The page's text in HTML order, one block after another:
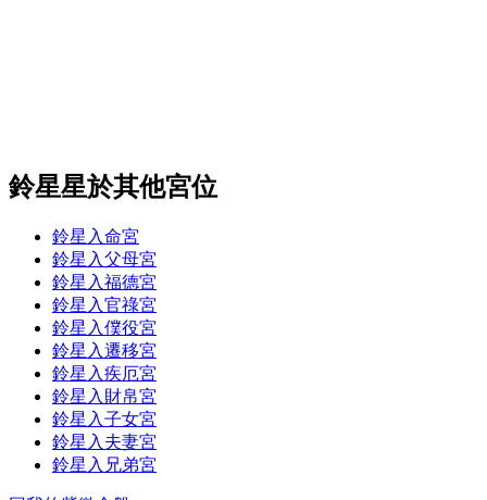
鈴星星於其他宮位
鈴星入命宮
鈴星入父母宮
鈴星入福德宮
鈴星入官祿宮
鈴星入僕役宮
鈴星入遷移宮
鈴星入疾厄宮
鈴星入財帛宮
鈴星入子女宮
鈴星入夫妻宮
鈴星入兄弟宮